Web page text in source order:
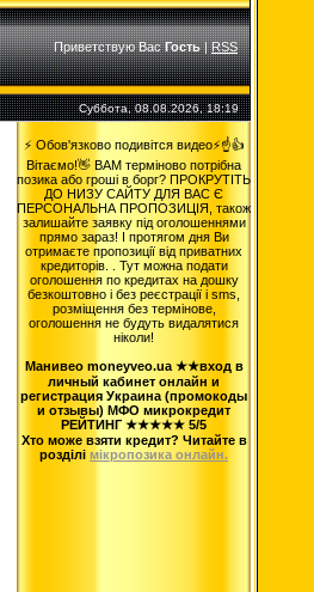
Приветствую Вас Гость|RSS
Суббота, 08.08.2026, 18:19
⚡ Обов'язково подивітся видео⚡☝️👍
Вітаємо!👋 ВАМ терміново потрібна
позика або гроші в борг? ПРОКРУТІТЬ
ДО НИЗУ САЙТУ ДЛЯ ВАС Є
ПЕРСОНАЛЬНА ПРОПОЗИЦІЯ, також
залишайте заявку під оголошеннями
прямо зараз! І протягом дня Ви
отримаєте пропозиції від приватних
кредиторів. . Тут можна подати
оголошення по кредитах на дошку
безкоштовно і без реєстрації і sms,
розміщення без термінове,
оголошення не будуть видалятися
ніколи!
Манивео moneyveo.ua ★★вход в
личный кабинет онлайн и
регистрация Украина (промокоды
и отзывы) МФО микрокредит
РЕЙТИНГ ★★★★★ 5/5
Хто може взяти кредит? Читайте в
розділі мікропозика онлайн.